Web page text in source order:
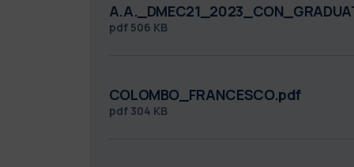
pdf 506 KB
COLOMBO_FRANCESCO.pdf
pdf 304 KB